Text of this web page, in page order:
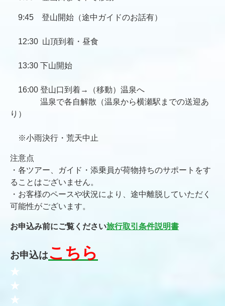
9:45 登山開始（途中ガイドのお話有）
12:30 山頂到着・昼食
13:30 下山開始
16:00 登山口到着→（移動）温泉へ
温泉で各自解散（温泉から横瀬駅までの送迎あ
り）
※小雨決行・荒天中止
注意点
・各ツアー、ガイド・添乗員が荷物持ちのサポートをす
ることはございません。
・お客様のペースや状況により、途中離脱していただく
可能性がございます。
お申込み前にご覧ください旅行取引条件説明書
お申込はこちら
★
★
★